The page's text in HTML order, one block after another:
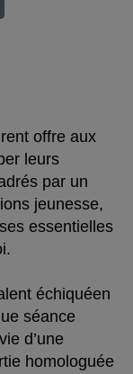
offre aux
leurs
par un
jeunesse,
essentielles
échiquéen
séance
d’une
homologuée